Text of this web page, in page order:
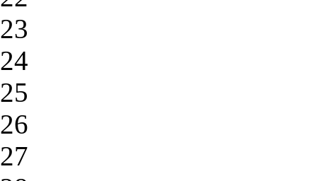
23
24
25
26
27